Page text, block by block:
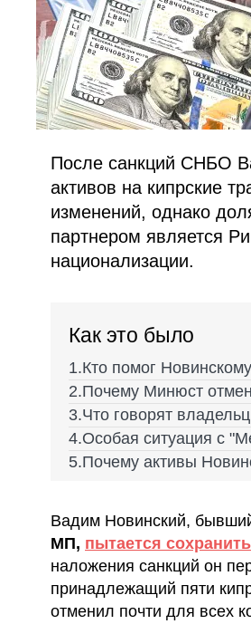
После санкций СНБО
активов на кипрские
изменений, однако
партнером является
национализации.
Как это было
Кто помог
Почему Минюст
Что говорят
Особая ситуация с
Почему активы
Вадим Новинский,
МП, пытается
наложения санкций он
принадлежащий пяти
отменил почти для всех